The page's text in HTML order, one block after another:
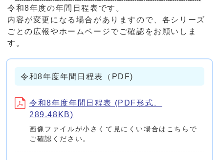
令和8年度の年間日程表です。
内容が変更になる場合がありますので、各シリーズ
ごとの広報やホームページでご確認をお願いしま
す。
令和8年度年間日程表（PDF)
令和8年度年間日程表 (PDF形式、
289.48KB)
画像ファイルが小さくて見にくい場合はこちらで
ご確認ください。